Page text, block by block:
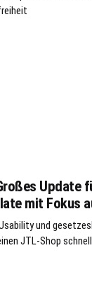
Update
mit Fokus
und
JTL-Shop